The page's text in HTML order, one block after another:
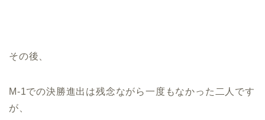
その後、
M-1での決勝進出は残念ながら一度もなかった二人です
が、